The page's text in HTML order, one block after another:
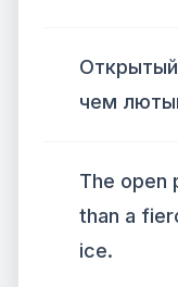
чем
The open
than a
ice.